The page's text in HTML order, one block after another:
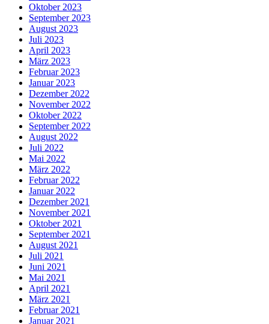
Oktober 2023
September 2023
August 2023
Juli 2023
April 2023
März 2023
Februar 2023
Januar 2023
Dezember 2022
November 2022
Oktober 2022
September 2022
August 2022
Juli 2022
Mai 2022
März 2022
Februar 2022
Januar 2022
Dezember 2021
November 2021
Oktober 2021
September 2021
August 2021
Juli 2021
Juni 2021
Mai 2021
April 2021
März 2021
Februar 2021
Januar 2021